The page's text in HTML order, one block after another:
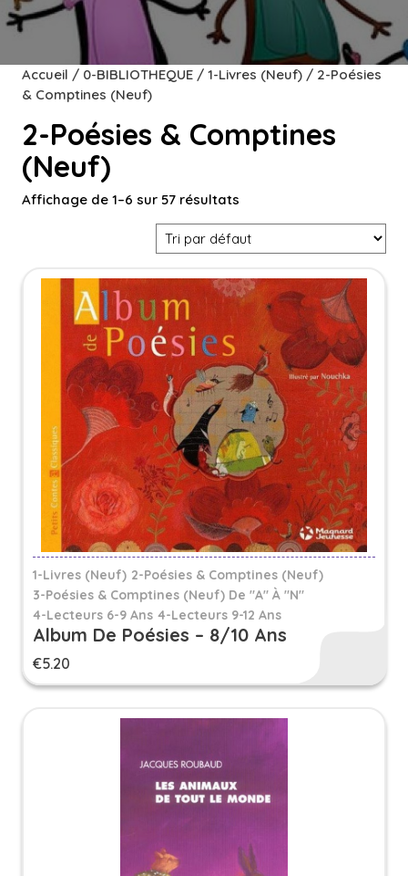
Accueil / 0-BIBLIOTHEQUE / 1-Livres (Neuf) / 2-Poésies
& Comptines (Neuf)
2-Poésies & Comptines
(Neuf)
Affichage de 1–6 sur 57 résultats
1-Livres (Neuf) 2-Poésies & Comptines (Neuf)
3-Poésies & Comptines (neuf) De "A" À "N"
4-Lecteurs 6-9 Ans 4-Lecteurs 9-12 Ans
Album De Poésies – 8/10 Ans
€5.20